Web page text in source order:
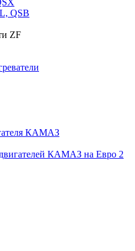
QSB
ZF
КАМАЗ
КАМАЗ на Евро 2